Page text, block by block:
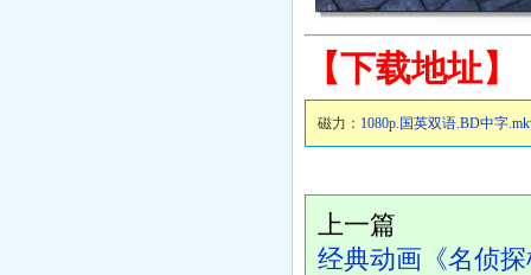
【下载地址】
磁力： 1080p.国英双语.BD中字
上一篇
经典动画《名侦